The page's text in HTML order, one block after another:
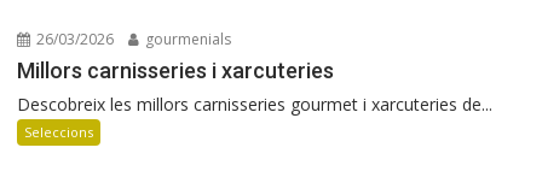
26/03/2026 gourmenials
Millors carnisseries i xarcuteries
Descobreix les millors carnisseries gourmet i xarcuteries de...
Seleccions